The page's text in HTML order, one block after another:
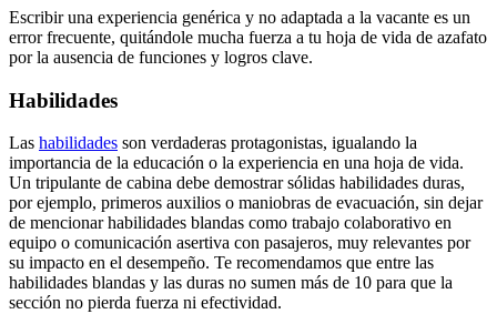
Escribir una experiencia genérica y no adaptada a la vacante es un
error frecuente, quitándole mucha fuerza a tu hoja de vida de azafato
por la ausencia de funciones y logros clave.
Habilidades
Las habilidades son verdaderas protagonistas, igualando la
importancia de la educación o la experiencia en una hoja de vida.
Un tripulante de cabina debe demostrar sólidas habilidades duras,
por ejemplo, primeros auxilios o maniobras de evacuación, sin dejar
de mencionar habilidades blandas como trabajo colaborativo en
equipo o comunicación asertiva con pasajeros, muy relevantes por
su impacto en el desempeño. Te recomendamos que entre las
habilidades blandas y las duras no sumen más de 10 para que la
sección no pierda fuerza ni efectividad.